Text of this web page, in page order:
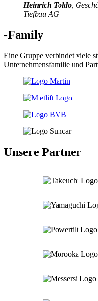
Heinrich Toldo ,
Tiefbau AG
-Family
Eine Gruppe verbindet viele
Unternehmensfamilie und
Unsere Partner